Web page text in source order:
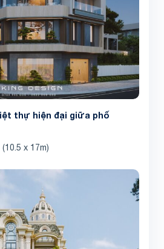
thự hiện đại giữa phố
(10.5 x 17m)